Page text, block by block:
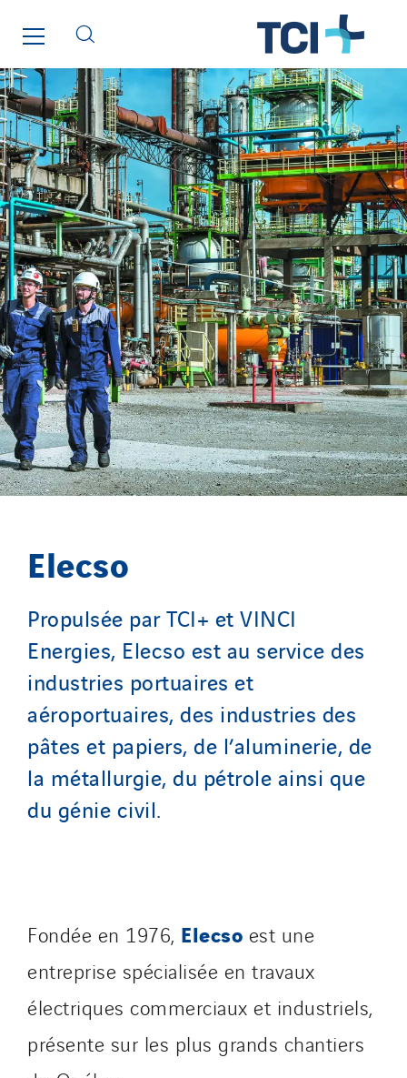
Elecso
Propulsée par TCI+ et VINCI
Energies, Elecso est au service des
industries portuaires et
aéroportuaires, des industries des
pâtes et papiers, de l’aluminerie, de
la métallurgie, du pétrole ainsi que
du génie civil.
Fondée en 1976, Elecso est une
entreprise spécialisée en travaux
électriques commerciaux et industriels,
présente sur les plus grands chantiers
SITES PAYS
Belgium
Brasil
Czech Republic
Danemark
Germany
Indonesia
Italy
Morocco
Netherlands
Nordic countries
Norway
Poland
Portugal
Romania
Slovakia
Switzerland